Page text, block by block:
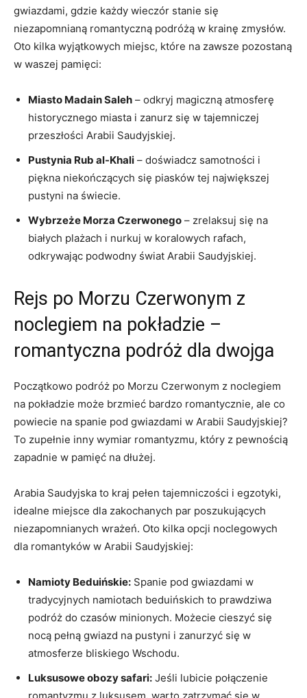
gwiazdami, ‌gdzie​ każdy wieczór stanie​ się
niezapomnianą romantyczną podróżą w krainę ⁤zmysłów.
Oto⁤ kilka wyjątkowych miejsc,⁣ które na zawsze pozostaną
‌w waszej pamięci:
Miasto Madain‌ Saleh – odkryj magiczną atmosferę⁤
historycznego miasta‌ i zanurz się w tajemniczej
przeszłości Arabii Saudyjskiej.
Pustynia Rub al-Khali – doświadcz samotności i
piękna ⁢niekończących ⁣się piasków tej⁤ największej
pustyni na świecie.
Wybrzeże Morza Czerwonego ​– ⁣zrelaksuj się na
białych plażach i ⁤nurkuj w koralowych rafach,
odkrywając podwodny świat Arabii Saudyjskiej.
Rejs⁣ po Morzu Czerwonym z ​
noclegiem na ⁤pokładzie –⁢
romantyczna podróż dla dwojga
Początkowo podróż po ⁤Morzu Czerwonym z noclegiem
na pokładzie może brzmieć bardzo romantycznie, ale co
powiecie​ na ‌spanie⁣ pod gwiazdami w Arabii ⁣Saudyjskiej?
To‌ zupełnie inny wymiar romantyzmu, który z pewnością
zapadnie‍ w pamięć na dłużej.
Arabia Saudyjska to kraj pełen ⁤tajemniczości i egzotyki,
idealne miejsce dla zakochanych par poszukujących
niezapomnianych ‌wrażeń. Oto kilka opcji noclegowych
dla romantyków w Arabii Saudyjskiej:
Namioty Beduińskie: Spanie ‌pod gwiazdami w
tradycyjnych namiotach beduińskich to prawdziwa
podróż do czasów minionych. Możecie cieszyć się
nocą pełną gwiazd na pustyni i zanurzyć się w‌
atmosferze bliskiego Wschodu.
Luksusowe obozy safari: Jeśli lubicie połączenie